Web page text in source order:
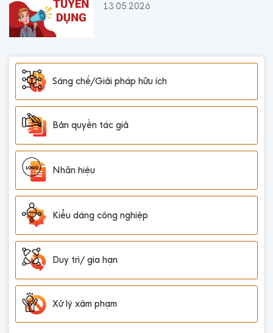
13.05.2026
Sáng chế/Giải pháp hữu ích
Bản quyền tác giả
Nhãn hiệu
Kiểu dáng công nghiệp
Duy trì/ gia hạn
Xử lý xâm phạm